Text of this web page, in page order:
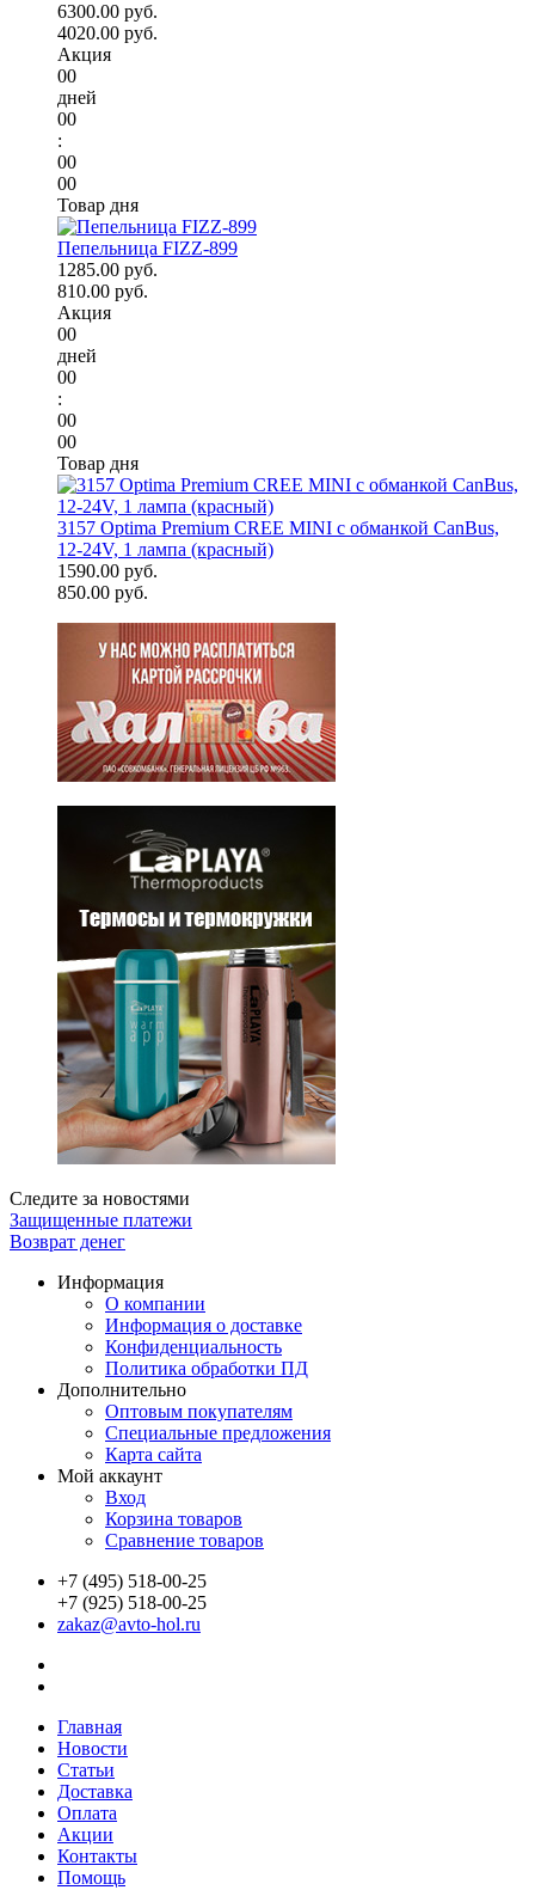
6300.00 руб.
4020.00 руб.
Акция
00
дней
00
:
00
00
Товар дня
Пепельница FIZZ-899
1285.00 руб.
810.00 руб.
Акция
00
дней
00
:
00
00
Товар дня
3157 Optima Premium CREE MINI с обманкой CanBus,
12-24V, 1 лампа (красный)
1590.00 руб.
850.00 руб.
Следите за новостями
Защищенные платежи
Возврат денег
Информация
О компании
Информация о доставке
Конфиденциальность
Политика обработки ПД
Дополнительно
Оптовым покупателям
Специальные предложения
Карта сайта
Мой аккаунт
Вход
Корзина товаров
Сравнение товаров
+7 (495) 518-00-25
+7 (925) 518-00-25
zakaz@avto-hol.ru
Главная
Новости
Статьи
Доставка
Оплата
Акции
Контакты
Помощь